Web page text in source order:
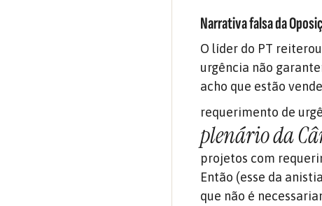
Narrativa falsa da
O líder do PT
urgência não
acho que estão
requerimento de
plenário da
projetos com
Então (esse da
que não é